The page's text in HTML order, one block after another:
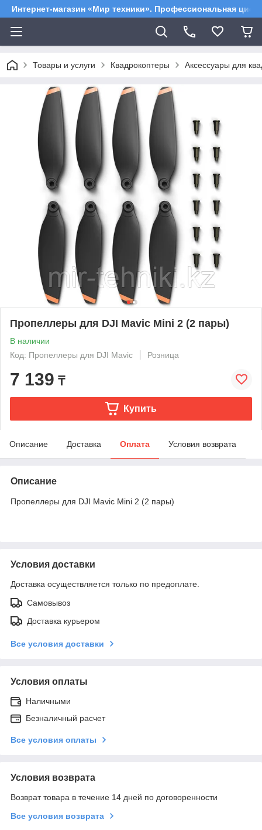
Интернет-магазин «Мир техники». Профессиональная
Товары и услуги Квадрокоптеры Аксессуары для
Пропеллеры для DJI Mavic Mini 2 (2 пары)
В наличии
Код: Пропеллеры для DJI Mavic
Розница
7 139 ₸
Купить
Описание Доставка Оплата Условия возврата
Описание
Пропеллеры для DJI Mavic Mini 2 (2 пары)
Условия доставки
Доставка осуществляется только по предоплате.
Самовывоз
Доставка курьером
Все условия доставки
Условия оплаты
Наличными
Безналичный расчет
Все условия оплаты
Условия возврата
Возврат товара в течение 14 дней по договоренности
Все условия возврата